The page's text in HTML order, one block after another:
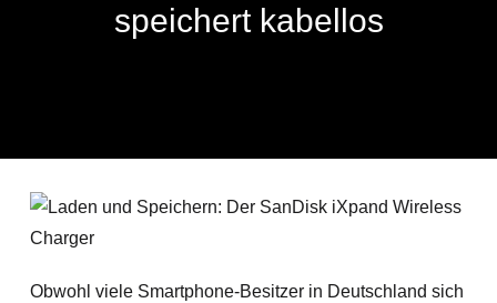
speichert kabellos
Obwohl viele Smartphone-Besitzer in Deutschland sich